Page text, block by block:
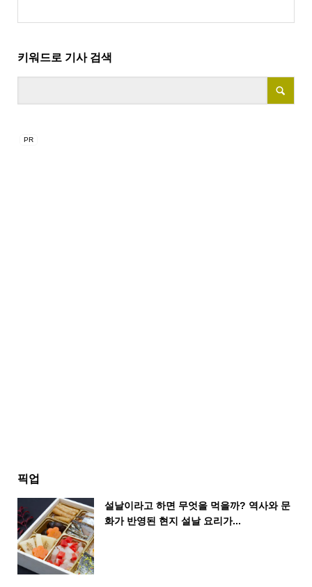
키워드로 기사 검색
픽업
설날이라고 하면 무엇을 먹을까? 역사와 문
화가 반영된 현지 설날 요리가...